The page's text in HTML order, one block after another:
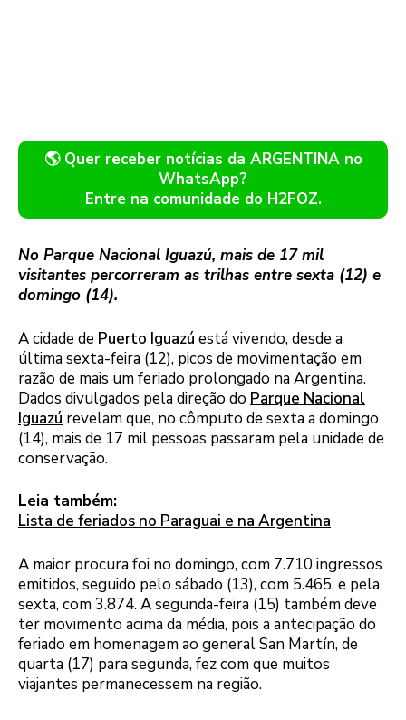
🌎 Quer receber notícias da ARGENTINA no
WhatsApp?
Entre na comunidade do H2FOZ.
No Parque Nacional Iguazú, mais de 17 mil
visitantes percorreram as trilhas entre sexta (12) e
domingo (14).
A cidade de Puerto Iguazú está vivendo, desde a
última sexta-feira (12), picos de movimentação em
razão de mais um feriado prolongado na Argentina.
Dados divulgados pela direção do Parque Nacional
Iguazú revelam que, no cômputo de sexta a domingo
(14), mais de 17 mil pessoas passaram pela unidade de
conservação.
Leia também:
Lista de feriados no Paraguai e na Argentina
A maior procura foi no domingo, com 7.710 ingressos
emitidos, seguido pelo sábado (13), com 5.465, e pela
sexta, com 3.874. A segunda-feira (15) também deve
ter movimento acima da média, pois a antecipação do
feriado em homenagem ao general San Martín, de
quarta (17) para segunda, fez com que muitos
viajantes permanecessem na região.